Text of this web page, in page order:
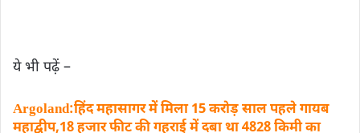
ये भी पढ़ें –
Argoland:हिंद महासागर में मिला 15 करोड़ साल पहले गायब
महाद्वीप,18 हजार फीट की गहराई में दबा था 4828 किमी का